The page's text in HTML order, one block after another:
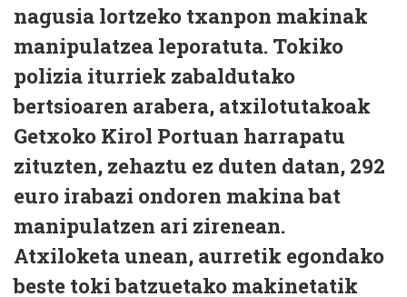
nagusia lortzeko txanpon makinak
manipulatzea leporatuta. Tokiko
polizia iturriek zabaldutako
bertsioaren arabera, atxilotutakoak
Getxoko Kirol Portuan harrapatu
zituzten, zehaztu ez duten datan, 292
euro irabazi ondoren makina bat
manipulatzen ari zirenean.
Atxiloketa unean, aurretik egondako
beste toki batzuetako makinetatik